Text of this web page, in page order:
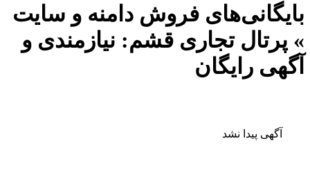
بایگانی‌های فروش دامنه و سایت
» پرتال تجاری قشم: نیازمندی و
آگهی رایگان
آگهی پیدا نشد